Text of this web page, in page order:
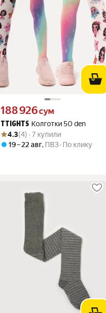
TTIGHTS Колготки 50 den
Цена 188926 сум вместо
188 926сум
Рейтинг товара: 4.3 из 5
Оценок: (4) · 7 купили
4.3(4) · 7 купили
19 – 22 авг, ПВЗ По клику